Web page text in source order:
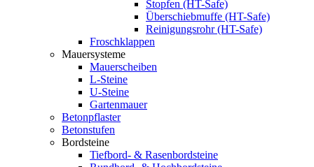
Stopfen (HT-Safe)
Überschiebmuffe (HT-Safe)
Reinigungsrohr (HT-Safe)
Froschklappen
Mauersysteme
Mauerscheiben
L-Steine
U-Steine
Gartenmauer
Betonpflaster
Betonstufen
Bordsteine
Tiefbord- & Rasenbordsteine